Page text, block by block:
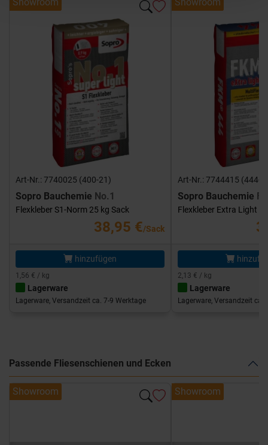
Art-Nr.: 7740025 (400-21)
Sopro Bauchemie No.1
Flexkleber S1-Norm 25 kg Sack
38,95 €/Sack
hinzufügen
1,56 € / kg
Lagerware
Lagerware, Versandzeit ca. 7-9 Werktage
Art-Nr.: 7744415 (444-
Sopro Bauchemie
Flexkleber Extra Light
2,13 € / kg
Lagerware
Lagerware, Versandzeit ca.
Passende Fliesenschienen und Ecken
Showroom Showroom